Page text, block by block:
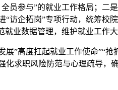
员参与”的就业工作格局；二
企拓岗”专项行动，统筹校
业数据管理，维护就业工作大
”高度扛起就业工作使命”“
求职风险防范与心理疏导，